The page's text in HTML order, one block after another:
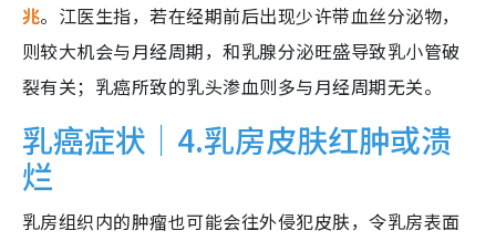
兆。江医生指，若在经期前后出现少许带血丝分泌物，
则较大机会与月经周期，和乳腺分泌旺盛导致乳小管破
裂有关；乳癌所致的乳头渗血则多与月经周期无关。
乳癌症状｜4.乳房皮肤红肿或溃
烂
乳房组织内的肿瘤也可能会往外侵犯皮肤，令乳房表面